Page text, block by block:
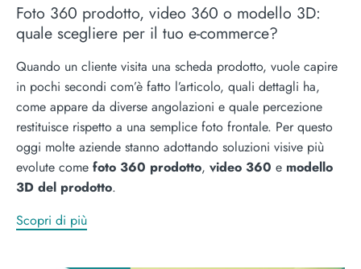
Foto 360 prodotto, video 360 o modello 3D:
quale scegliere per il tuo e-commerce?
Quando un cliente visita una scheda prodotto, vuole capire
in pochi secondi com’è fatto l’articolo, quali dettagli ha,
come appare da diverse angolazioni e quale percezione
restituisce rispetto a una semplice foto frontale. Per questo
oggi molte aziende stanno adottando soluzioni visive più
evolute come foto 360 prodotto, video 360 e modello
3D del prodotto.
Scopri di più